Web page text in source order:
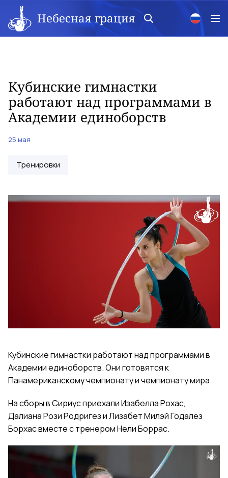
Небесная грация
Кубинские гимнастки
работают над программами в
Академии единоборств
25 мая
Тренировки
Кубинские гимнастки работают над программами в
Академии единоборств. Они готовятся к
Панамериканскому чемпионату и чемпионату мира.
На сборы в Сириус приехали Изабелла Рохас,
Далиана Рози Родригез и Лизабет Милэй Годалез
Борхас вместе с тренером Нели Боррас.